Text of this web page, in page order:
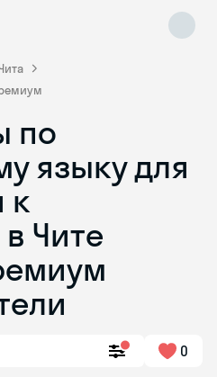
по
языку для
к
Чите
0